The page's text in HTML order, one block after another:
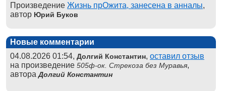
Произведение Жизнь прОжита, занесена в анналы,
автор Юрий Буков
Новые комментарии
04.08.2026 01:54, Долгий Константин, оставил отзыв
на произведение 505ф-ок. Стрекоза без Муравья,
автораДолгий Константин